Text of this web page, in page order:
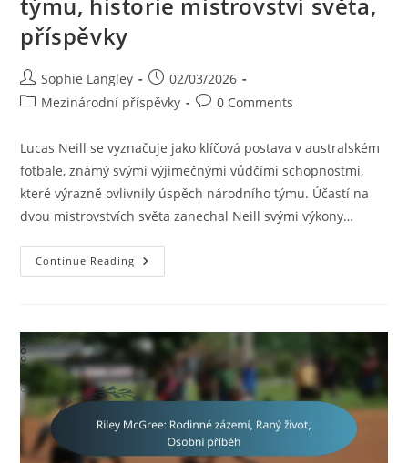
týmu, historie mistrovství světa,
příspěvky
Post
author:
Sophie Langley
Post
published:
02/03/2026
PostMezinárodní příspěvky
Post0 Comments
Lucas Neill se vyznačuje jako klíčová postava v australském
fotbale, známý svými výjimečnými vůdčími schopnostmi,
které výrazně ovlivnily úspěch národního týmu. Účastí na
dvou mistrovstvích světa zanechal Neill svými výkony…
Continue Reading Lucas
Neill:
Historie
Mistrovství
Světa,
Příspěvky